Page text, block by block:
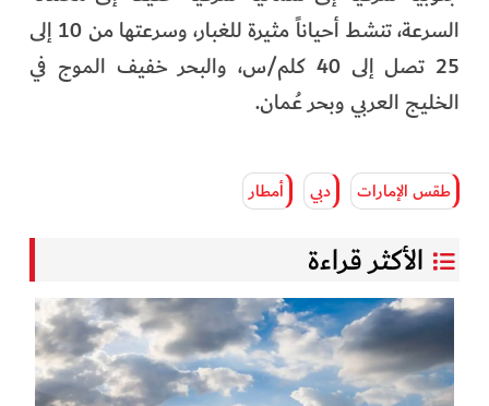
السرعة، تنشط أحياناً مثيرة للغبار، وسرعتها من 10 إلى
25 تصل إلى 40 كلم/س، والبحر خفيف الموج في
الخليج العربي وبحر عُمان.
طقس الإمارات دبي أمطار
الأكثر قراءة